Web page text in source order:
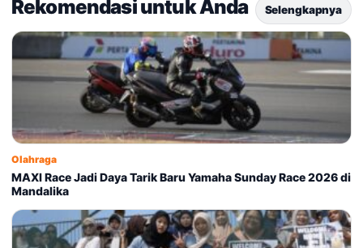
Rekomendasi untuk Anda Selengkapnya
Olahraga
MAXI Race Jadi Daya Tarik Baru Yamaha Sunday Race 2026 di
Mandalika